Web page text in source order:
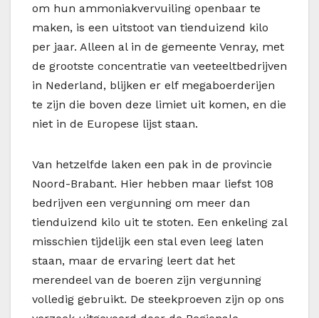
om hun ammoniakvervuiling openbaar te
maken, is een uitstoot van tienduizend kilo
per jaar. Alleen al in de gemeente Venray, met
de grootste concentratie van veeteeltbedrijven
in Nederland, blijken er elf megaboerderijen
te zijn die boven deze limiet uit komen, en die
niet in de Europese lijst staan.
Van hetzelfde laken een pak in de provincie
Noord-Brabant. Hier hebben maar liefst 108
bedrijven een vergunning om meer dan
tienduizend kilo uit te stoten. Een enkeling zal
misschien tijdelijk een stal even leeg laten
staan, maar de ervaring leert dat het
merendeel van de boeren zijn vergunning
volledig gebruikt. De steekproeven zijn op ons